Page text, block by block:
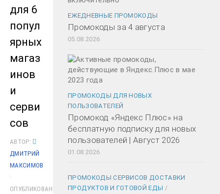
для 6
попул
ярных
магаз
инов
и
серви
сов
АВТОР:
ДМИТРИЙ
МАКСИМОВ
·
ОПУБЛИКОВАНО
ЕЖЕДНЕВНЫЕ ПРОМОКОДЫ
Промокоды за 4 августа
05.08.2026
ПРОМОКОДЫ ДЛЯ НОВЫХ
ПОЛЬЗОВАТЕЛЕЙ
Промокод «Яндекс Плюс» на
бесплатную подписку для новых
пользователей | Август 2026
01.08.2026
ПРОМОКОДЫ СЕРВИСОВ ДОСТАВКИ
ПРОДУКТОВ И ГОТОВОЙ ЕДЫ /